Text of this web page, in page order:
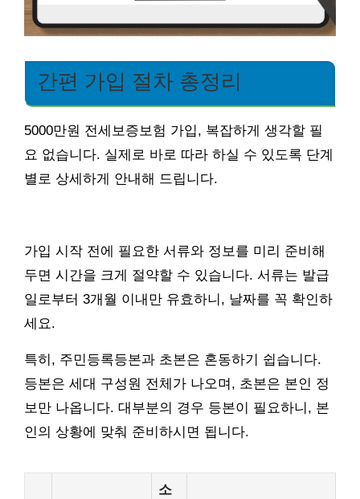
간편 가입 절차 총정리
5000만원 전세보증보험 가입, 복잡하게 생각할 필
요 없습니다. 실제로 바로 따라 하실 수 있도록 단계
별로 상세하게 안내해 드립니다.
가입 시작 전에 필요한 서류와 정보를 미리 준비해
두면 시간을 크게 절약할 수 있습니다. 서류는 발급
일로부터 3개월 이내만 유효하니, 날짜를 꼭 확인하
세요.
특히, 주민등록등본과 초본은 혼동하기 쉽습니다.
등본은 세대 구성원 전체가 나오며, 초본은 본인 정
보만 나옵니다. 대부분의 경우 등본이 필요하니, 본
인의 상황에 맞춰 준비하시면 됩니다.
소